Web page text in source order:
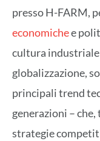
presso H-FARM,
economichee
cultura industriale
globalizzazione,
principali trend
generazioni –
strategie